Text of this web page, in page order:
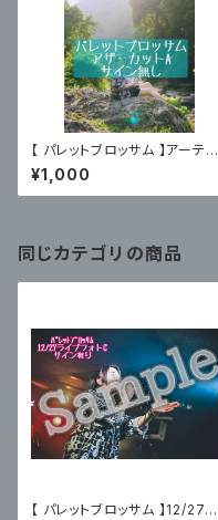
【 パレットブロッサム 】アーティ
スト写真アザーカットA〈サイン
無〉
¥1,000
同じカテゴリの商品
【 パレットブロッサム 】12/27主